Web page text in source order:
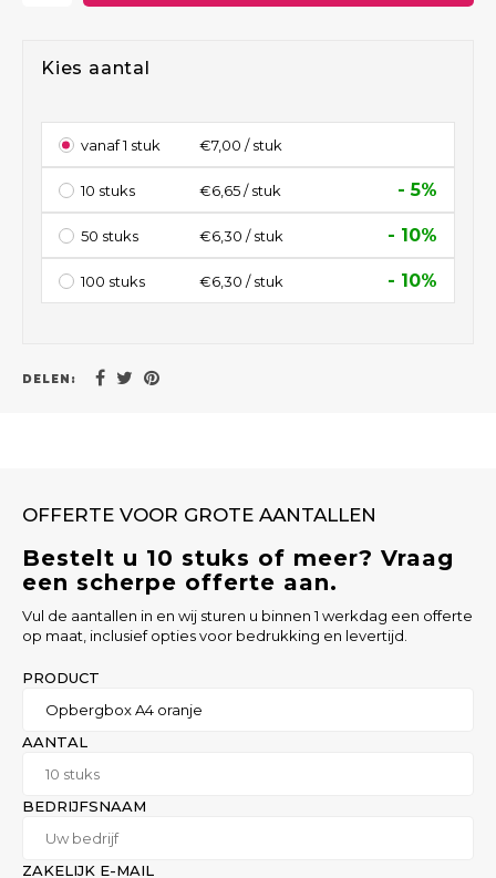
Kies aantal
vanaf 1 stuk €7,00 / stuk
10 stuks €6,65 / stuk - 5%
50 stuks €6,30 / stuk - 10%
100 stuks €6,30 / stuk - 10%
DELEN:
OFFERTE VOOR GROTE AANTALLEN
Bestelt u 10 stuks of meer? Vraag
een scherpe offerte aan.
Vul de aantallen in en wij sturen u binnen 1 werkdag een offerte
op maat, inclusief opties voor bedrukking en levertijd.
PRODUCT
AANTAL
BEDRIJFSNAAM
ZAKELIJK E-MAIL